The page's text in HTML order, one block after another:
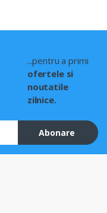
...pentru a primi
ofertele si
noutatile
zilnice.
Abonare